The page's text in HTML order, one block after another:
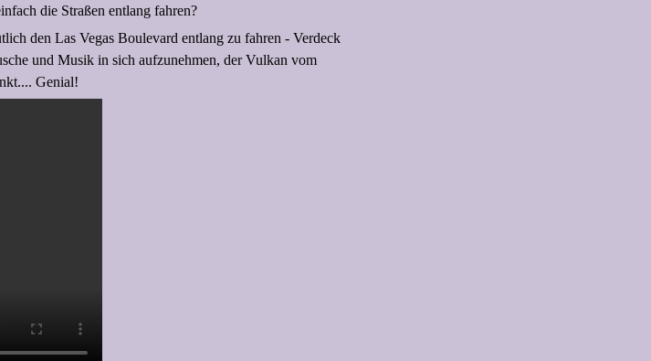
die Straßen entlang fahren?
den Las Vegas Boulevard entlang zu fahren - Verdeck
und Musik in sich aufzunehmen, der Vulkan vom
Genial!